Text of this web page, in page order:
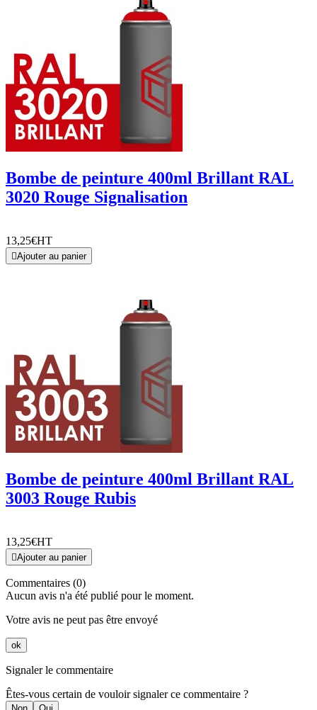
Bombe de peinture 400ml Brillant RAL
3020 Rouge Signalisation
13,25€HT
Ajouter au panier
Bombe de peinture 400ml Brillant RAL
3003 Rouge Rubis
13,25€HT
Ajouter au panier
Commentaires (0)
Aucun avis n'a été publié pour le moment.
Votre avis ne peut pas être envoyé
ok
Signaler le commentaire
Êtes-vous certain de vouloir signaler ce commentaire ?